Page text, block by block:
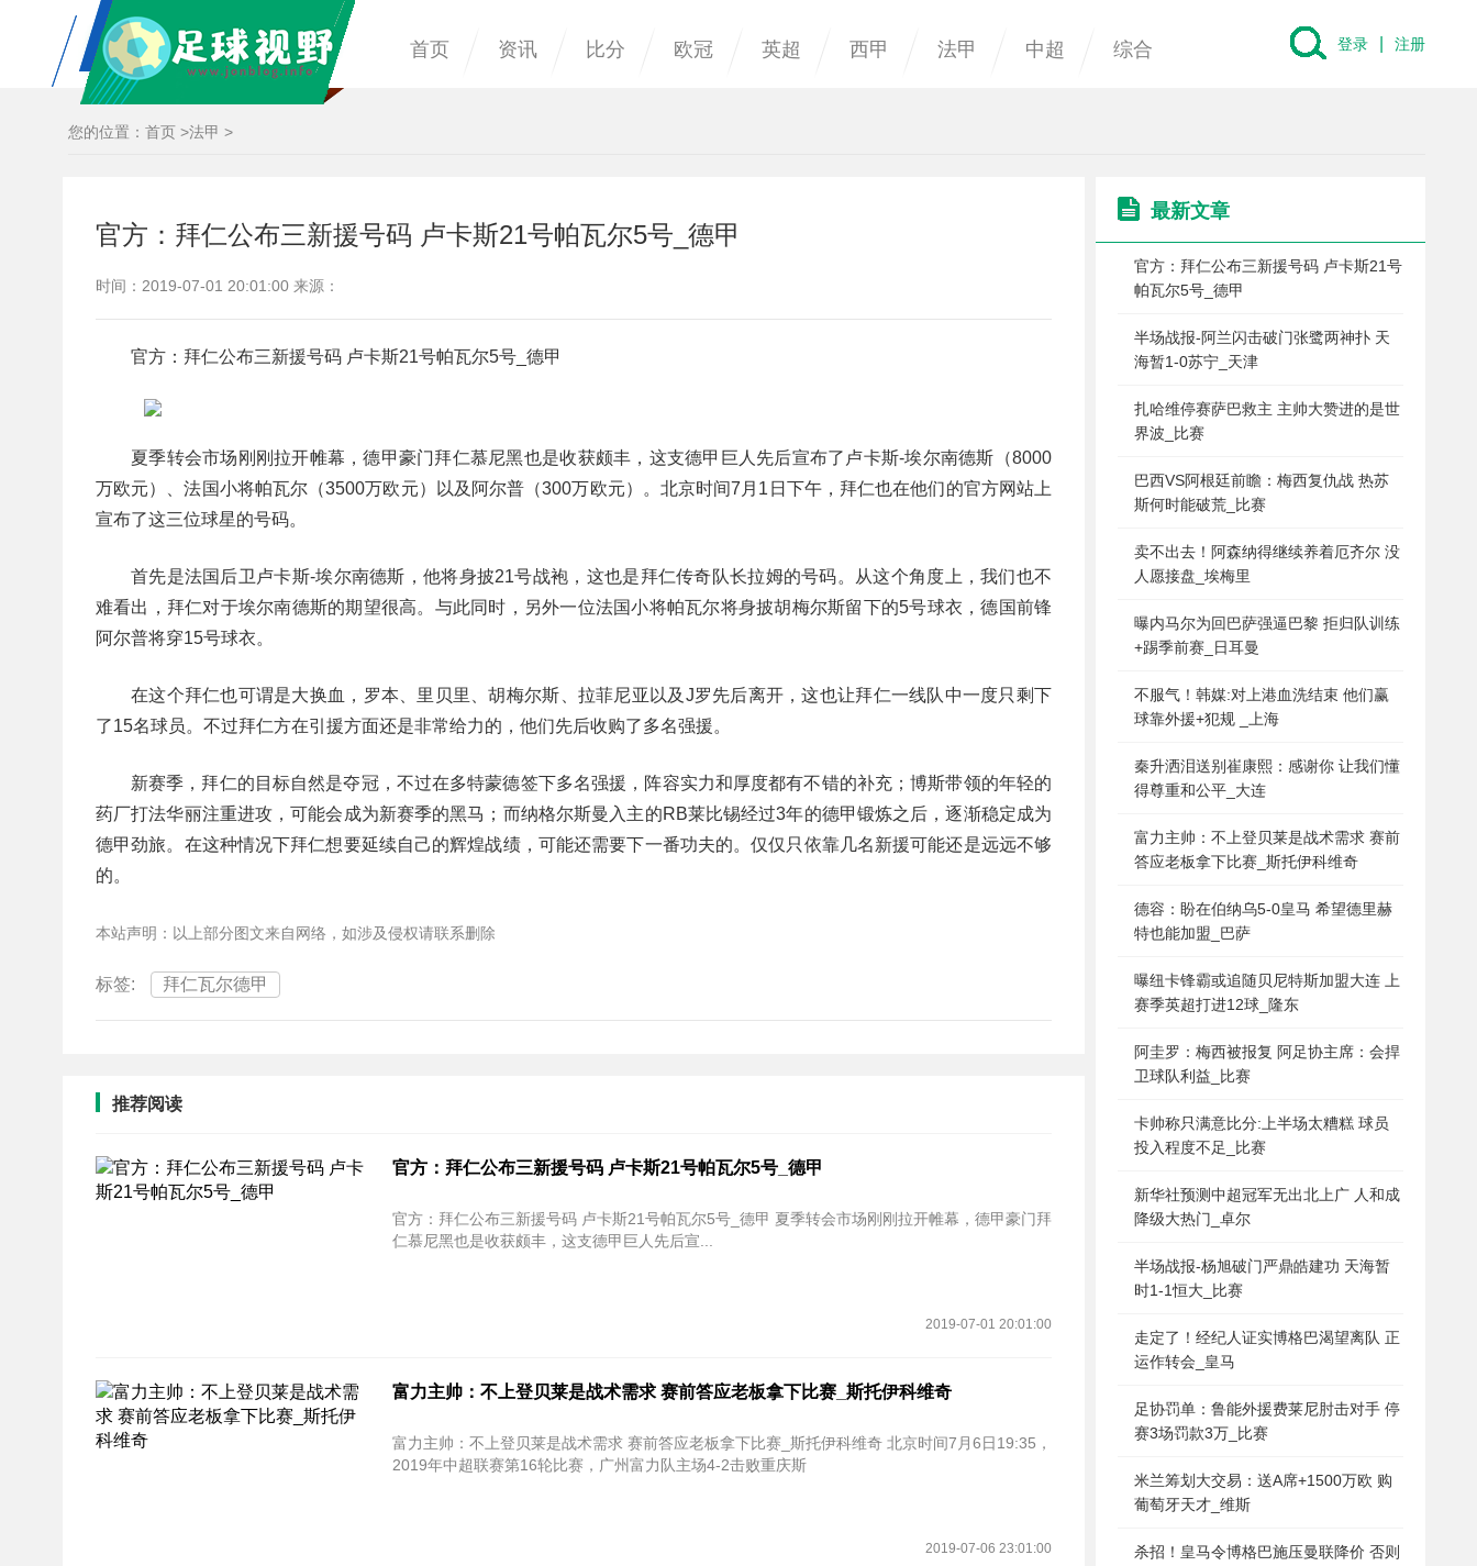
首页 资讯 比分 欧冠 英超 西甲 法甲 中超 综合 登录 注册
您的位置： 首页 >法甲 >
官方：拜仁公布三新援号码 卢卡斯21号帕瓦尔5号_德甲
时间：2019-07-01 20:01:00 来源：
官方：拜仁公布三新援号码 卢卡斯21号帕瓦尔5号_德甲
夏季转会市场刚刚拉开帷幕，德甲豪门拜仁慕尼黑也是收获颇丰，这支德甲巨人先后宣布了卢卡斯-埃尔南德斯（8000
万欧元）、法国小将帕瓦尔（3500万欧元）以及阿尔普（300万欧元）。北京时间7月1日下午，拜仁也在他们的官方网站上
宣布了这三位球星的号码。
首先是法国后卫卢卡斯-埃尔南德斯，他将身披21号战袍，这也是拜仁传奇队长拉姆的号码。从这个角度上，我们也不
难看出，拜仁对于埃尔南德斯的期望很高。与此同时，另外一位法国小将帕瓦尔将身披胡梅尔斯留下的5号球衣，德国前锋
阿尔普将穿15号球衣。
在这个拜仁也可谓是大换血，罗本、里贝里、胡梅尔斯、拉菲尼亚以及J罗先后离开，这也让拜仁一线队中一度只剩下
了15名球员。不过拜仁方在引援方面还是非常给力的，他们先后收购了多名强援。
新赛季，拜仁的目标自然是夺冠，不过在多特蒙德签下多名强援，阵容实力和厚度都有不错的补充；博斯带领的年轻的
药厂打法华丽注重进攻，可能会成为新赛季的黑马；而纳格尔斯曼入主的RB莱比锡经过3年的德甲锻炼之后，逐渐稳定成为
德甲劲旅。在这种情况下拜仁想要延续自己的辉煌战绩，可能还需要下一番功夫的。仅仅只依靠几名新援可能还是远远不够
的。
本站声明：以上部分图文来自网络，如涉及侵权请联系删除
标签: 拜仁瓦尔德甲
推荐阅读
官方：拜仁公布三新援号码 卢卡斯21号帕瓦尔5号_德甲
官方：拜仁公布三新援号码 卢卡斯21号帕瓦尔5号_德甲 夏季转会市场刚刚拉开帷幕，德甲豪门拜
仁慕尼黑也是收获颇丰，这支德甲巨人先后宣...
2019-07-01 20:01:00
富力主帅：不上登贝莱是战术需求 赛前答应老板拿下比赛_斯托伊科维奇
富力主帅：不上登贝莱是战术需求 赛前答应老板拿下比赛_斯托伊科维奇 北京时间7月6日19:35，
2019年中超联赛第16轮比赛，广州富力队主场4-2击败重庆斯
2019-07-06 23:01:00
最新文章
官方：拜仁公布三新援号码 卢卡斯21号
帕瓦尔5号_德甲
半场战报-阿兰闪击破门张鹭两神扑 天
海暂1-0苏宁_天津
扎哈维停赛萨巴救主 主帅大赞进的是世
界波_比赛
巴西VS阿根廷前瞻：梅西复仇战 热苏
斯何时能破荒_比赛
卖不出去！阿森纳得继续养着厄齐尔 没
人愿接盘_埃梅里
曝内马尔为回巴萨强逼巴黎 拒归队训练
+踢季前赛_日耳曼
不服气！韩媒:对上港血洗结束 他们赢
球靠外援+犯规 _上海
秦升洒泪送别崔康熙：感谢你 让我们懂
得尊重和公平_大连
富力主帅：不上登贝莱是战术需求 赛前
答应老板拿下比赛_斯托伊科维奇
德容：盼在伯纳乌5-0皇马 希望德里赫
特也能加盟_巴萨
曝纽卡锋霸或追随贝尼特斯加盟大连 上
赛季英超打进12球_隆东
阿圭罗：梅西被报复 阿足协主席：会捍
卫球队利益_比赛
卡帅称只满意比分:上半场太糟糕 球员
投入程度不足_比赛
新华社预测中超冠军无出北上广 人和成
降级大热门_卓尔
半场战报-杨旭破门严鼎皓建功 天海暂
时1-1恒大_比赛
走定了！经纪人证实博格巴渴望离队 正
运作转会_皇马
足协罚单：鲁能外援费莱尼肘击对手 停
赛3场罚款3万_比赛
米兰筹划大交易：送A席+1500万欧 购
葡萄牙天才_维斯
杀招！皇马令博格巴施压曼联降价 否则